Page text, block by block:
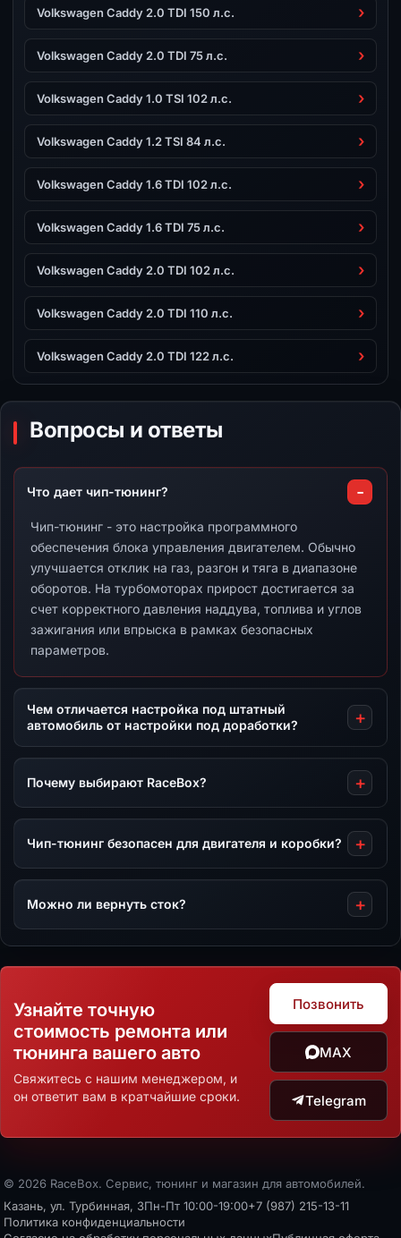
Volkswagen Caddy 2.0 TDI 150 л.с.
Volkswagen Caddy 2.0 TDI 75 л.с.
Volkswagen Caddy 1.0 TSI 102 л.с.
Volkswagen Caddy 1.2 TSI 84 л.с.
Volkswagen Caddy 1.6 TDI 102 л.с.
Volkswagen Caddy 1.6 TDI 75 л.с.
Volkswagen Caddy 2.0 TDI 102 л.с.
Volkswagen Caddy 2.0 TDI 110 л.с.
Volkswagen Caddy 2.0 TDI 122 л.с.
Вопросы и ответы
Что дает чип-тюнинг?
Чип-тюнинг - это настройка программного
обеспечения блока управления двигателем. Обычно
улучшается отклик на газ, разгон и тяга в диапазоне
оборотов. На турбомоторах прирост достигается за
счет корректного давления наддува, топлива и углов
зажигания или впрыска в рамках безопасных
параметров.
Чем отличается настройка под штатный
автомобиль от настройки под доработки?
Почему выбирают RaceBox?
Чип-тюнинг безопасен для двигателя и коробки?
Можно ли вернуть сток?
Узнайте точную
стоимость ремонта или
тюнинга вашего авто
Свяжитесь с нашим менеджером, и
он ответит вам в кратчайшие сроки.
Позвонить
MAX
Telegram
© 2026 RaceBox. Сервис, тюнинг и магазин для автомобилей.
Казань, ул. Турбинная, 3Пн-Пт 10:00-19:00+7 (987) 215-13-11
Политика конфиденциальности